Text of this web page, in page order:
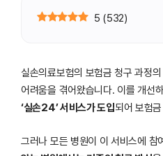
5 (532)
실손의료보험의 보험금 청구 과정
어려움을 겪어왔습니다. 이를 개선
‘실손24’ 서비스가 도입되어 보험
그러나 모든 병원이 이 서비스에 참